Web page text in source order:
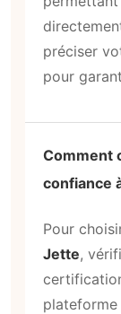
préciser
pour
Comment
confiance
Pour
Jette,
plateforme